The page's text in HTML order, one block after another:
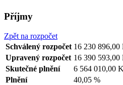
Příjmy
Zpět na rozpočet
Schválený rozpočet 16 230 896,00
Upravený rozpočet 16 390 593,00
Skutečné plnění
6 564 010,00
Plnění
40,05 %